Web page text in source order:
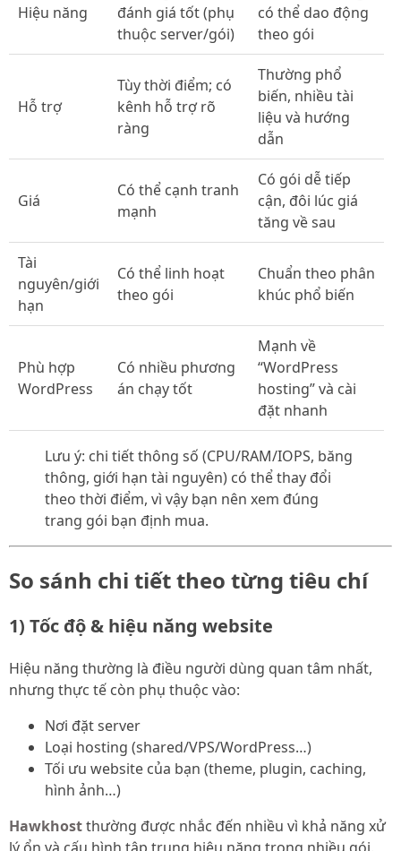
Hiệu năng
đánh giá tốt (phụ
thuộc server/gói)
có thể dao động
theo gói
Hỗ trợ
Tùy thời điểm; có
kênh hỗ trợ rõ
ràng
Thường phổ
biến, nhiều tài
liệu và hướng
dẫn
Giá
Có thể cạnh tranh
mạnh
Có gói dễ tiếp
cận, đôi lúc giá
tăng về sau
Tài
nguyên/giới
hạn
Có thể linh hoạt
theo gói
Chuẩn theo phân
khúc phổ biến
Phù hợp
WordPress
Có nhiều phương
án chạy tốt
Mạnh về
“WordPress
hosting” và cài
đặt nhanh
Lưu ý: chi tiết thông số (CPU/RAM/IOPS, băng
thông, giới hạn tài nguyên) có thể thay đổi
theo thời điểm, vì vậy bạn nên xem đúng
trang gói bạn định mua.
So sánh chi tiết theo từng tiêu chí
1) Tốc độ & hiệu năng website
Hiệu năng thường là điều người dùng quan tâm nhất,
nhưng thực tế còn phụ thuộc vào:
Nơi đặt server
Loại hosting (shared/VPS/WordPress…)
Tối ưu website của bạn (theme, plugin, caching,
hình ảnh…)
Hawkhostthường được nhắc đến nhiều vì khả năng xử
lý ổn và cấu hình tập trung hiệu năng trong nhiều gói.